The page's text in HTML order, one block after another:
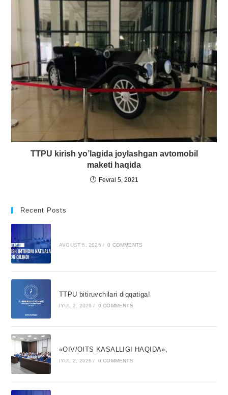
TTPU kirish yo’lagida joylashgan avtomobil
maketi haqida
Fevral 5, 2021
Recent Posts
AVGUST 5, 2026 / 0 COMMENTS
TTPU bitiruvchilari diqqatiga!
IYUL 2, 2026 / 0 COMMENTS
«OIV/OITS KASALLIGI HAQIDA»,
IYUL 2, 2026 / 0 COMMENTS